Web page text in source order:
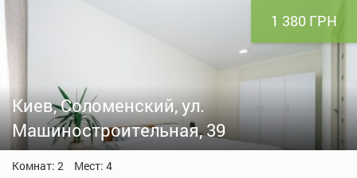
1 380 ГРН
Киев, Соломенский, ул.
Машиностроительная, 39
Комнат: 2 Мест: 4